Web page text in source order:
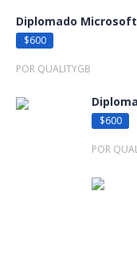
Diplomado
$600
POR QUALITYGB
$600
POR